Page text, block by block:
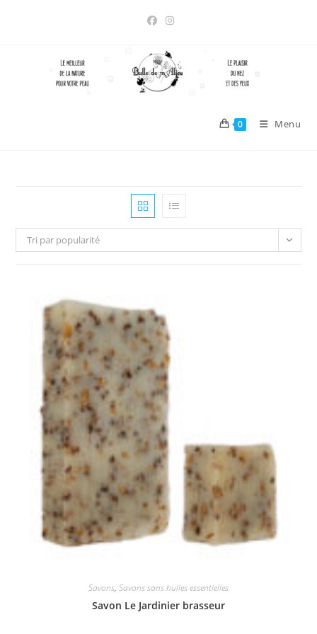
0 Menu
Tri par popularité
Savons, Savons sans huiles essentielles
Savon Le Jardinier brasseur